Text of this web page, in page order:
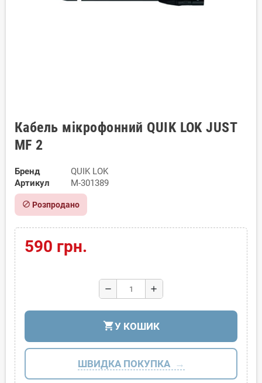
Кабель мікрофонний QUIK LOK JUST
MF 2
Бренд
QUIK LOK
Артикул
M-301389
block Розпродано
590 грн.
remove add
shopping_cartУ КОШИК
ШВИДКА ПОКУПКА